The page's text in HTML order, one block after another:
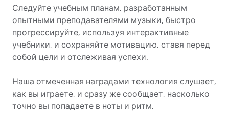
Следуйте учебным планам, разработанным
опытными преподавателями музыки, быстро
прогрессируйте, используя интерактивные
учебники, и сохраняйте мотивацию, ставя перед
собой цели и отслеживая успехи.
Наша отмеченная наградами технология слушает,
как вы играете, и сразу же сообщает, насколько
точно вы попадаете в ноты и ритм.